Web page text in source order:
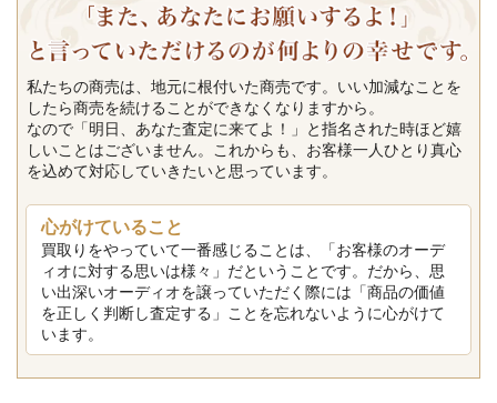
私たちの商売は、地元に根付いた商売です。いい加減なことを
したら商売を続けることができなくなりますから。
なので「明日、あなた査定に来てよ！」と指名された時ほど嬉
しいことはございません。これからも、お客様一人ひとり真心
を込めて対応していきたいと思っています。
心がけていること
買取りをやっていて一番感じることは、「お客様のオーデ
ィオに対する思いは様々」だということです。だから、思
い出深いオーディオを譲っていただく際には「商品の価値
を正しく判断し査定する」ことを忘れないように心がけて
います。